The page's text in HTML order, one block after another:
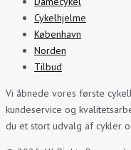
Cykelhjelme
København
Norden
Tilbud
Vi åbnede vores første
kundeservice og
du et stort udvalg af cykler